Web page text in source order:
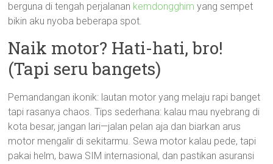
berguna di tengah perjalanan kemdongghim yang sempet
bikin aku nyoba beberapa spot.
Naik motor? Hati-hati, bro!
(Tapi seru bangets)
Pemandangan ikonik: lautan motor yang melaju rapi banget
tapi rasanya chaos. Tips sederhana: kalau mau nyebrang di
kota besar, jangan lari—jalan pelan aja dan biarkan arus
motor mengalir di sekitarmu. Sewa motor kalau pede, tapi
pakai helm, bawa SIM internasional, dan pastikan asuransi